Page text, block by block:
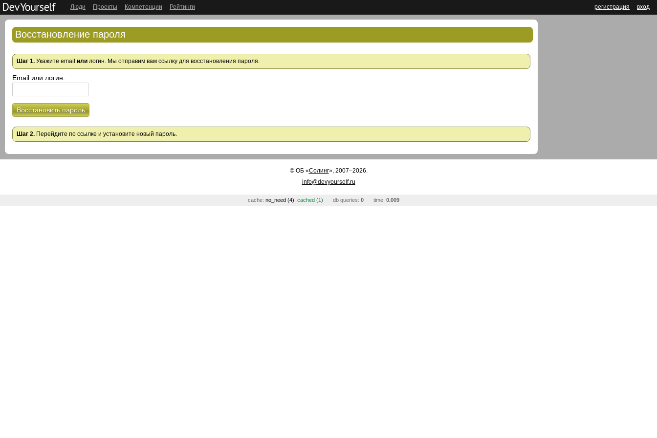
вход
регистрация
Люди Проекты Компетенции Рейтинги
Восстановление пароля
Шаг 1. Укажите email или логин. Мы отправим вам ссылку для восстановления пароля.
Email или логин:
Восстановить пароль
Шаг 2. Перейдите по ссылке и установите новый пароль.
©ОБ «Солинг», 2007–2026.
info@devyourself.ru
cache: no_need (4) cached (1) db queries: 0 time: 0.009